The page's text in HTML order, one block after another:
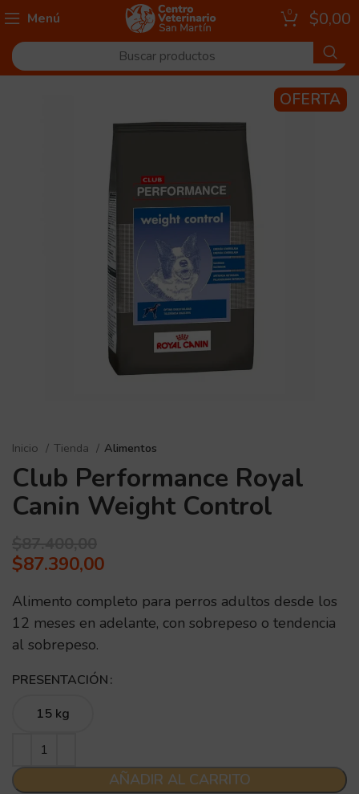
Menú 0 $0,00
OFERTA
Inicio Tienda Alimentos
Club Performance Royal
Canin Weight Control
$87.390,00
Alimento completo para perros adultos desde los
12 meses en adelante, con sobrepeso o tendencia
al sobrepeso.
PRESENTACIÓN
15 kg
AÑADIR AL CARRITO